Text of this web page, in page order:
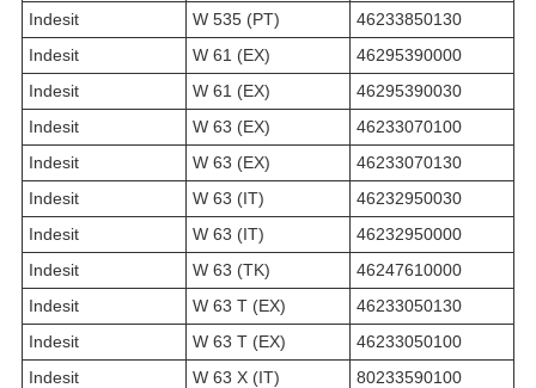
Indesit
W 535 (PT)
46233850130
Indesit
W 61 (EX)
46295390000
Indesit
W 61 (EX)
46295390030
Indesit
W 63 (EX)
46233070100
Indesit
W 63 (EX)
46233070130
Indesit
W 63 (IT)
46232950030
Indesit
W 63 (IT)
46232950000
Indesit
W 63 (TK)
46247610000
Indesit
W 63 T (EX)
46233050130
Indesit
W 63 T (EX)
46233050100
Indesit
W 63 X (IT)
80233590100